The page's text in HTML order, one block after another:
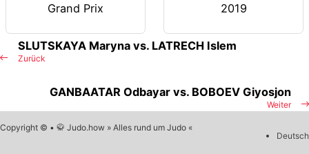
Grand Prix 2019
Zurück
SLUTSKAYA Maryna vs. LATRECH Islem
Weiter
GANBAATAR Odbayar vs. BOBOEV Giyosjon
Copyright © • 🥋 Judo.how » Alles rund um Judo «
Deutsch